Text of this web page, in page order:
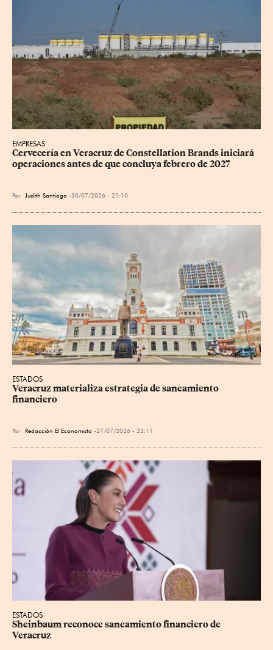
EMPRESAS
Cervecería en Veracruz de Constellation Brands iniciará
operaciones antes de que concluya febrero de 2027
Por Judith Santiago 30/07/2026 - 21:10
ESTADOS
Veracruz materializa estrategia de saneamiento
financiero
Por Redacción El Economista 27/07/2026 - 23:11
ESTADOS
Sheinbaum reconoce saneamiento financiero de
Veracruz